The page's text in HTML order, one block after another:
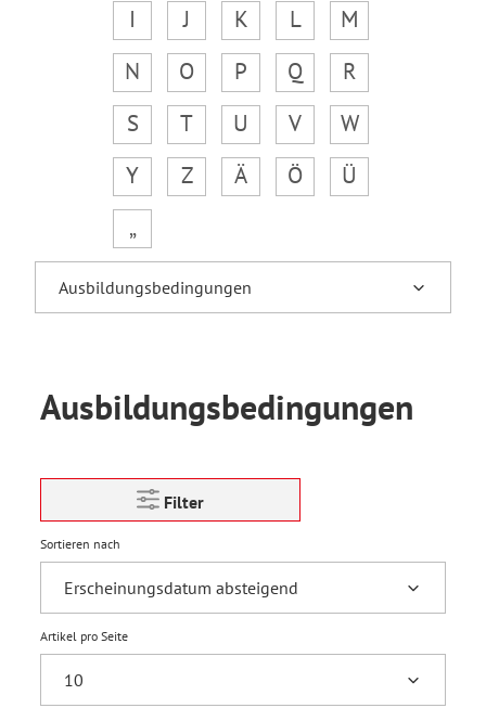
I
J K L
M
N
O P Q
R
S
T U V
W
Y
Z Ä Ö
Ü
„
Ausbildungsbedingungen
Filter
Sortieren nach
Artikel pro Seite